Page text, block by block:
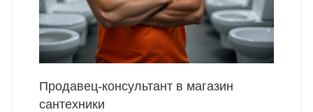
Продавец-консультант в магазин
сантехники